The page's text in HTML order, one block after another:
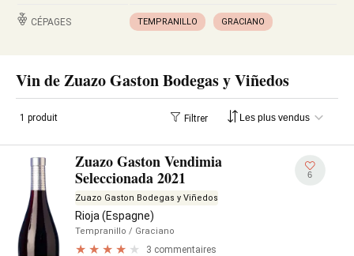
CÉPAGES TEMPRANILLO GRACIANO
Vin de Zuazo Gaston Bodegas y Viñedos
1 produit Filtrer
Zuazo Gaston Vendimia
Seleccionada 2021
Zuazo Gaston Bodegas y Viñedos
Rioja (Espagne)
Tempranillo / Graciano
3 commentaires
6